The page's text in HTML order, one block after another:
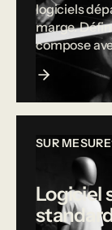
logiciels
marge.
compose
SUR MESURE
Logiciel